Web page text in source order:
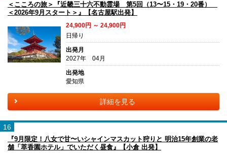
＜こころの旅＞『近畿三十六不動霊場 第5回（13〜15・19・20番）
＜2026年9月スタート＞』【名古屋駅出発】
24,900円 ～ 24,900円
日帰り
出発月
2027年 04月
出発地
愛知県
詳細を見る
16
『9月限定！八女で甘〜いシャインマスカット狩りと 明治15年創業の老
舗「萃香園ホテル」でいただく昼食』【小倉 出発】